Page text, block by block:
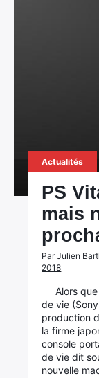
Actualités
PS
mais
Par Julien
2018
Alors
de vie
production
la firme
console
de vie dit
nouvelle